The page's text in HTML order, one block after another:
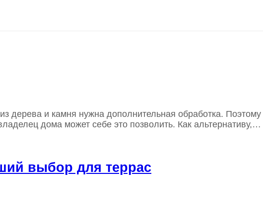
дерева и камня нужна дополнительная обработка.
дома может себе это позволить. Как альтернативу,…
выбор для террас